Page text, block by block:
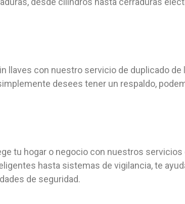
llaves con nuestro servicio de duplicado
desees tener un respaldo,
tu hogar o negocio con nuestros
hasta sistemas de vigilancia, te
de seguridad.